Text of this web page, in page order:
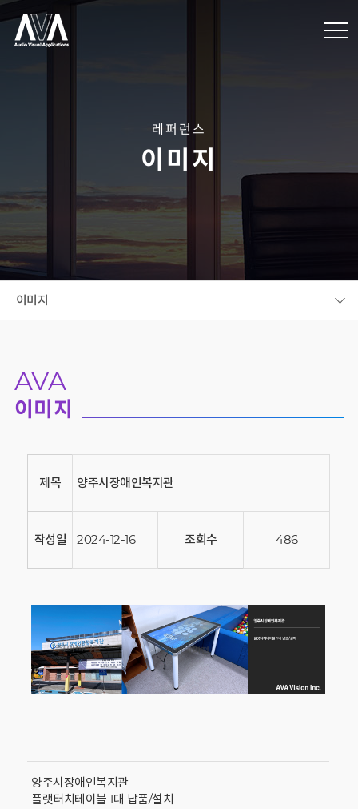
레퍼런스
이미지
이미지
AVA
이미지
제목 양주시장애인복지관
작성일 2024-12-16 조회수 486
양주시장애인복지관
플랫터치테이블 1대 납품/설치